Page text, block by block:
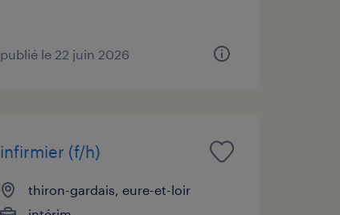
publié le 22 juin 2026
infirmier (f/h)
thiron-gardais, eure-et-loir